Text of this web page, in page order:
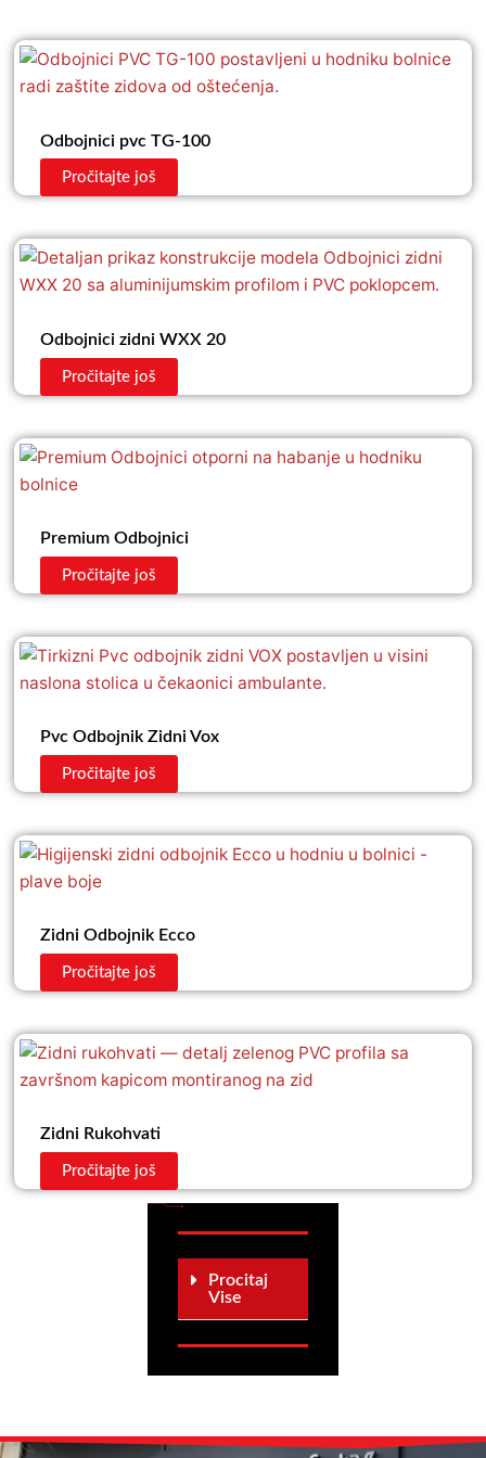
Odbojnici pvc TG-100
Pročitajte još
Odbojnici zidni WXX 20
Pročitajte još
Premium Odbojnici
Pročitajte još
Pvc Odbojnik Zidni Vox
Pročitajte još
Zidni Odbojnik Ecco
Pročitajte još
Zidni Rukohvati
Pročitajte još
Procitaj
Vise